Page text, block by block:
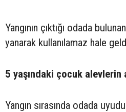
Yangının çıktığı odada
yanarak kullanılamaz hale
5 yaşındaki çocuk alevlerin
Yangın sırasında odada